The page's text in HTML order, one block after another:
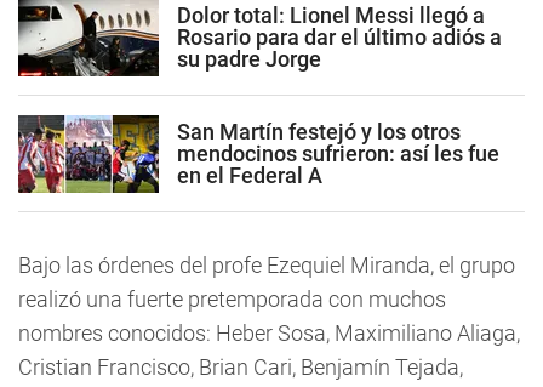
Dolor total: Lionel Messi llegó a
Rosario para dar el último adiós a
su padre Jorge
San Martín festejó y los otros
mendocinos sufrieron: así les fue
en el Federal A
Bajo las órdenes del profe Ezequiel Miranda, el grupo
realizó una fuerte pretemporada con muchos
nombres conocidos: Heber Sosa, Maximiliano Aliaga,
Cristian Francisco, Brian Cari, Benjamín Tejada,